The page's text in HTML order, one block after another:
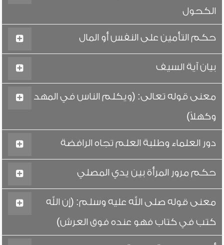
الكحول
حكم التأمين على النفس أو المال
بيان آية السيف
معنى قوله تعالى: (ويكلم الناس في المهد
وكهلاً)
دور العلماء وطلبة العلم تجاه الرافضة
حكم مرور المرأة بين يدي المصلي
معنى قوله صلى الله عليه وسلم: (إن الله
كتب في كتاب فهو عنده فوق العرش)